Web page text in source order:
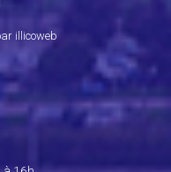
illicoweb